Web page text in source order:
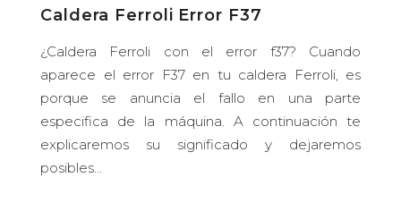
Caldera Ferroli Error F37
¿Caldera Ferroli con el error f37? Cuando
aparece el error F37 en tu caldera Ferroli, es
porque se anuncia el fallo en una parte
especifica de la máquina. A continuación te
explicaremos su significado y dejaremos
posibles...